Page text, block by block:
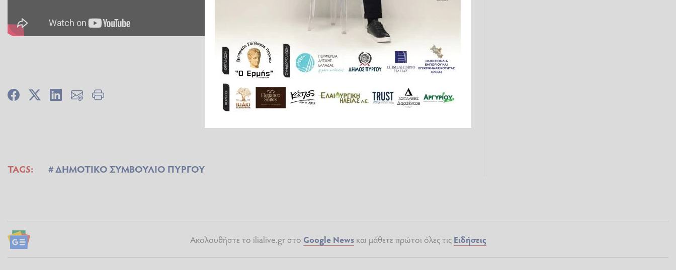
TAGS: ΔΗΜΟΤΙΚΟ ΣΥΜΒΟΥΛΙΟ ΠΥΡΓΟΥ
Ακολουθήστε το ilialive.gr στο Google Newsκαι μάθετε πρώτοι όλες τις Ειδήσεις